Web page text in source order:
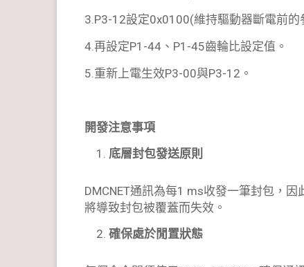
3.P3-12設定0x0100(維持驅動器斷電前的
4.再設定P1-44、P1-45齒輪比設定值。
5.重新上電生效P3-00與P3-12。
開發注意事項
底層封包發送原則
DMCNET通訊為每1 ms收發一筆封包，因
將導致封包被覆蓋而失效。
確保處於閒置狀態